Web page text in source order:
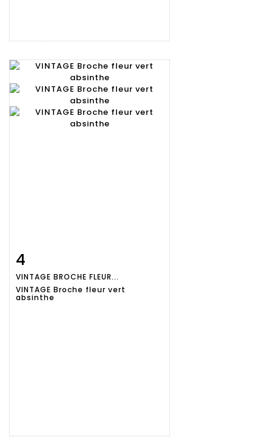
détaillée
4
VINTAGE BROCHE FLEUR...
VINTAGE Broche fleur vert
absinthe